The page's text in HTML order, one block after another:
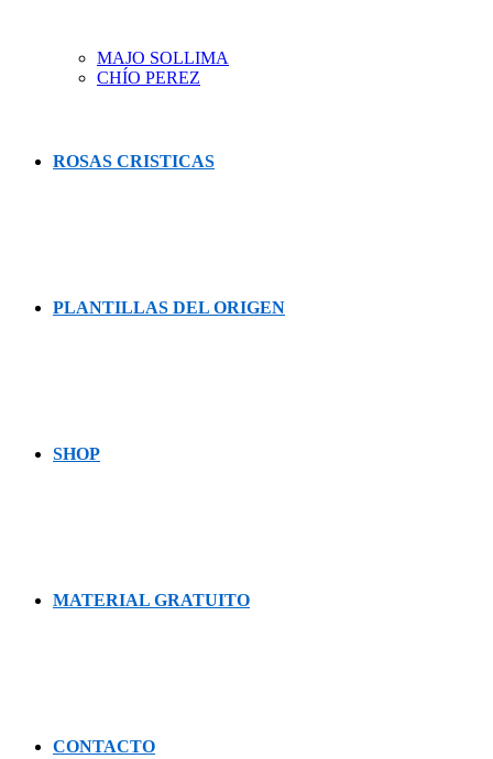
MAJO SOLLIMA
CHÍO PEREZ
ROSAS CRISTICAS
PLANTILLAS DEL ORIGEN
SHOP
MATERIAL GRATUITO
CONTACTO